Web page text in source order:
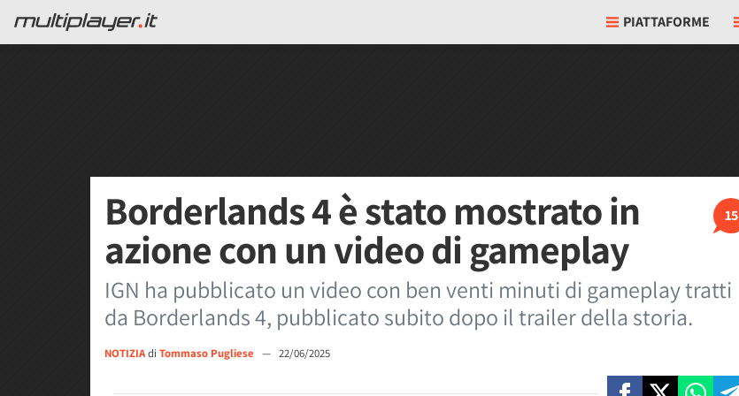
PIATTAFORME
15
Borderlands 4 è stato mostrato in
azione con un video di gameplay
IGN ha pubblicato un video con ben venti minuti di gameplay tratti
da Borderlands 4, pubblicato subito dopo il trailer della storia.
NOTIZIAdi Tommaso Pugliese — 22/06/2025